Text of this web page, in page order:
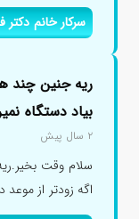
سرکار خانم
ریه جنین چند
بیاد دستگاه
۲ سال پیش
سلام وقت
اگه زودتر از موعد